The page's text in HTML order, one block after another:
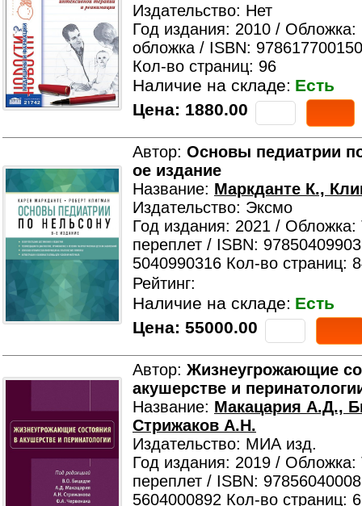
Издательство: Нет
Год издания: 2010 / Обложка:
обложка / ISBN:
Кол-во страниц: 96
Наличие на складе: Есть
Цена: 1880.00
Автор: Основы педиатрии
ое издание
Название: Маркданте К.,
Издательство: Эксмо
Год издания: 2021 /
переплет / ISBN:
5040990316 Кол-во страниц:
Рейтинг:
Наличие на складе: Есть
Цена: 55000.00
Автор: Жизнеугрожающие
акушерстве и
Название: Макацария А.Д.,
Стрижаков А.Н.
Издательство: МИА изд.
Год издания: 2019 /
переплет / ISBN:
5604000892 Кол-во страниц: